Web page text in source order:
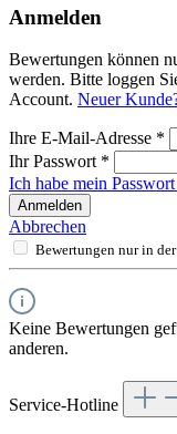
Anmelden
Bewertungen können
werden. Bitte loggen
Account. Neuer
Ihre E-Mail-Adresse *
Ihr Passwort *
Ich habe mein Passwort
Anmelden
Abbrechen
Bewertungen nur in
Keine Bewertungen
anderen.
Service-Hotline